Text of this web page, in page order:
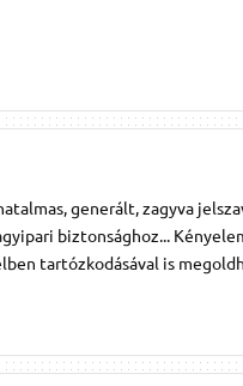
generált, zagyva
biztonsághoz...
tartózkodásával is